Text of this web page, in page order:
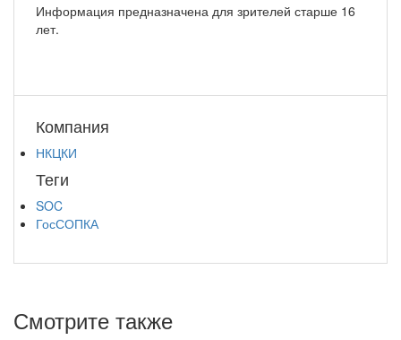
Информация предназначена для зрителей старше 16
лет.
Компания
НКЦКИ
Теги
SOC
ГосСОПКА
Смотрите также